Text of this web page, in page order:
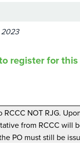
2023
register for this
NOT RJG.
from RCCC
PO must still be